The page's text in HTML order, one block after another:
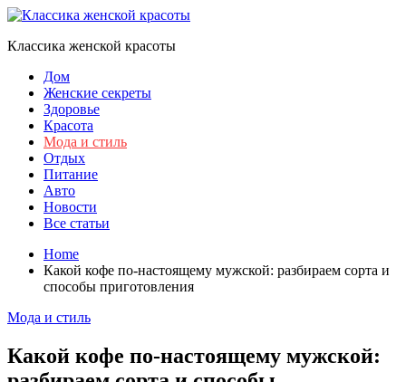
Skip
content
Классика женской красоты
Дом
Женские секреты
Здоровье
Красота
Мода и стиль
Отдых
Питание
Авто
Новости
Все статьи
Home
Какой кофе по‑настоящему мужской: разбираем сорта и
способы приготовления
Мода и стиль
Какой кофе по‑настоящему мужской: